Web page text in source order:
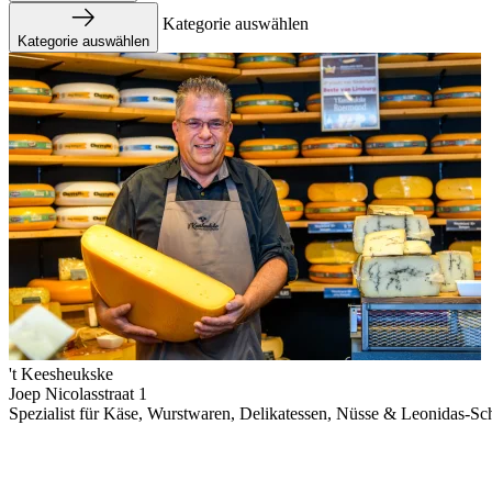
Kategorie auswählen
Kategorie auswählen
't Keesheukske
Joep Nicolasstraat 1
Spezialist für Käse, Wurstwaren, Delikatessen, Nüsse & Leonidas-